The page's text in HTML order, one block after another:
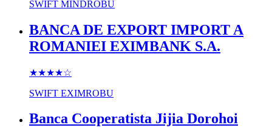
SWIFT MINDROBU
BANCA DE EXPORT IMPORT A
ROMANIEI EXIMBANK S.A.
★★★★☆
SWIFT EXIMROBU
Banca Cooperatista Jijia Dorohoi